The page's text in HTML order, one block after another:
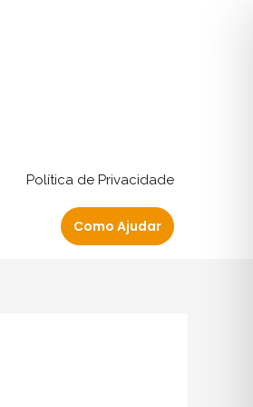
Política de Privacidade
Como Ajudar